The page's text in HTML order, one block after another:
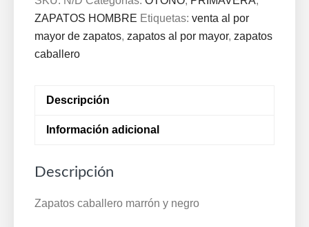
piel
Marrón
y
126
cantidad
ZAPATOS HOMBRE Etiquetas: venta al por
mayor de zapatos, zapatos al por mayor, zapatos
caballero
Descripción
Información adicional
Descripción
Zapatos caballero marrón y negro